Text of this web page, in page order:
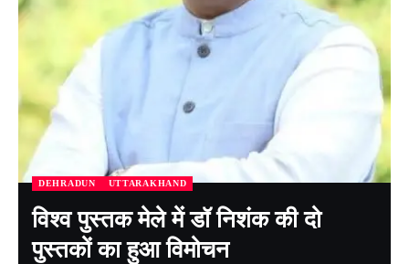
DEHRADUN UTTARAKHAND
विश्व पुस्तक मेले में डॉ निशंक की दो
पुस्तकों का हुआ विमोचन